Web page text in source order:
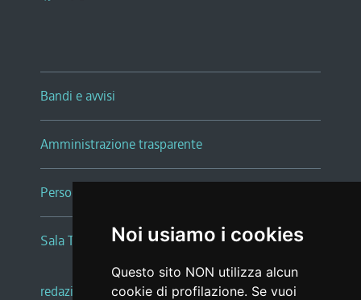
Noi usiamo i cookies
Questo sito NON utilizza alcun
cookie di profilazione. Se vuoi
Bandi e avvisi
Amministrazione trasparente
Persone e Uffici
Sala Tiziano Tessitori
redazione web |note legali |glossario